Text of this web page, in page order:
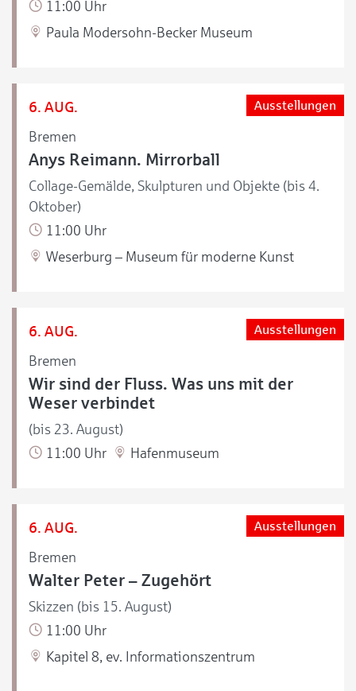
11:00 Uhr
Paula Modersohn-Becker Museum
6. AUG.
Bremen
Ausstellungen
Anys Reimann. Mirrorball
Collage-Gemälde, Skulpturen und Objekte (bis 4.
Oktober)
11:00 Uhr
Weserburg – Museum für moderne Kunst
6. AUG.
Bremen
Ausstellungen
Wir sind der Fluss. Was uns mit der
Weser verbindet
(bis 23. August)
11:00 Uhr
Hafenmuseum
6. AUG.
Bremen
Ausstellungen
Walter Peter – Zugehört
Skizzen (bis 15. August)
11:00 Uhr
Kapitel 8, ev. Informationszentrum